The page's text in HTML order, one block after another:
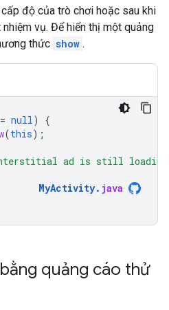
độ của trò chơi hoặc sau khi
vụ. Để hiển thị một quảng
thức show .
null)
{
(this);
ad is still
MyActivity. java
quảng cáo thử